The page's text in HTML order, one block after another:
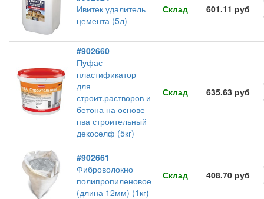
Ивитек удалитель
цемента (5л)
Склад 601.11 руб
#902660
Пуфас
пластификатор
для
строит.растворов и
бетона на основе
пва строительный
декоселф (5кг)
Склад 635.63 руб
#902661
Фиброволокно
полипропиленовое
(длина 12мм) (1кг)
Склад 408.70 руб